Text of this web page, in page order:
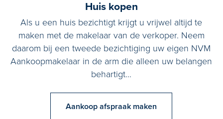
Huis kopen
Als u een huis bezichtigt krijgt u vrijwel altijd te
maken met de makelaar van de verkoper. Neem
daarom bij een tweede bezichtiging uw eigen NVM
Aankoopmakelaar in de arm die alleen uw belangen
behartigt...
Aankoop afspraak maken